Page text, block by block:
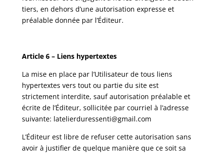
tiers, en dehors d’une autorisation expresse et
préalable donnée par l’Éditeur.
Article 6 – Liens hypertextes
La mise en place par l’Utilisateur de tous liens
hypertextes vers tout ou partie du site est
strictement interdite, sauf autorisation préalable et
écrite de l’Éditeur, sollicitée par courriel à l’adresse
suivante: latelierduressenti@gmail.com
L’Éditeur est libre de refuser cette autorisation sans
avoir à justifier de quelque manière que ce soit sa